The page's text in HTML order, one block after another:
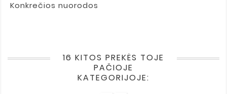
Konkrečios nuorodos
16 KITOS PREKĖS TOJE
PAČIOJE
KATEGORIJOJE: